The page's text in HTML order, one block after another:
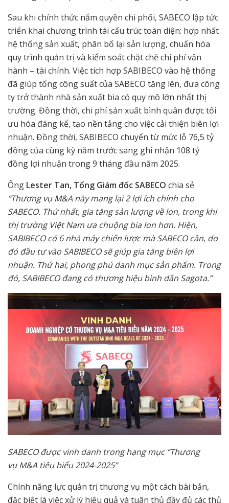
Sau khi chính thức nắm quyền chi phối, SABECO lập tức
triển khai chương trình tái cấu trúc toàn diện: hợp nhất
hệ thống sản xuất, phân bổ lại sản lượng, chuẩn hóa
quy trình quản trị và kiểm soát chặt chẽ chi phí vận
hành – tài chính. Việc tích hợp SABIBECO vào hệ thống
đã giúp tổng công suất của SABECO tăng lên, đưa công
ty trở thành nhà sản xuất bia có quy mô lớn nhất thị
trường. Đồng thời, chi phí sản xuất bình quân được tối
ưu hóa đáng kể, tạo nền tảng cho việc cải thiện biên lợi
nhuận. Đồng thời, SABIBECO chuyển từ mức lỗ 76,5 tỷ
đồng của cùng kỳ năm trước sang ghi nhận 108 tỷ
đồng lợi nhuận trong 9 tháng đầu năm 2025.
Ông Lester Tan, Tổng Giám đốc SABECO chia sẻ
“Thương vụ M&A này mang lại 2 lợi ích chính cho
SABECO. Thứ nhất, gia tăng sản lượng về lon, trong khi
thị trường Việt Nam ưa chuộng bia lon hơn. Hiện,
SABIBECO có 6 nhà máy chiến lược mà SABECO cần, do
đó đầu tư vào SABIBECO sẽ giúp gia tăng biên lợi
nhuận. Thứ hai, phong phú danh mục sản phẩm. Trong
đó, SABIBECO đang có thương hiệu bình dân Sagota.”
SABECO được vinh danh trong hạng mục “Thương
vụ M&A tiêu biểu 2024-2025”
Chính năng lực quản trị thương vụ một cách bài bản,
đặc biệt là việc xử lý hiệu quả và tuân thủ đầy đủ các thủ